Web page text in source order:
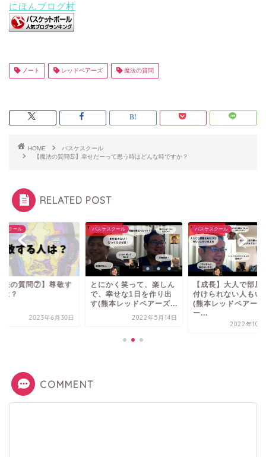
にほんブログ村
ノート レッドベアーズ 魔法の質問
HOME
バスケスクール
【魔法の質問⑤】幸せだーって思う時はどんな時ですか？
RELATED POST
スクール
法の質問⑦】尊敬す
は？
2023年6月30日
バスケスクール
とにかく笑って、楽しん
で、幸せな1日を作り出
す(熊本レッドベアーズ...
2022年5月14日
バスケスクール
【成長】大人で部屋
付けられない人もい
(熊本レッドベアー
ー...
2022年10
COMMENT